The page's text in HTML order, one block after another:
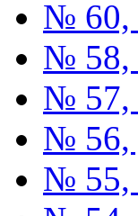
№ 60,
№ 58,
№ 57,
№ 56,
№ 55,